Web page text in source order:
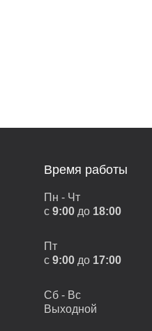
Время работы
Пн - Чт
с 9:00 до 18:00
Пт
с 9:00 до 17:00
Сб - Вс
Выходной